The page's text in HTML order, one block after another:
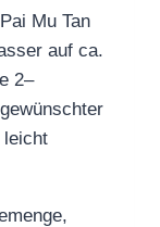
Mu Tan
auf ca.
2–
leicht